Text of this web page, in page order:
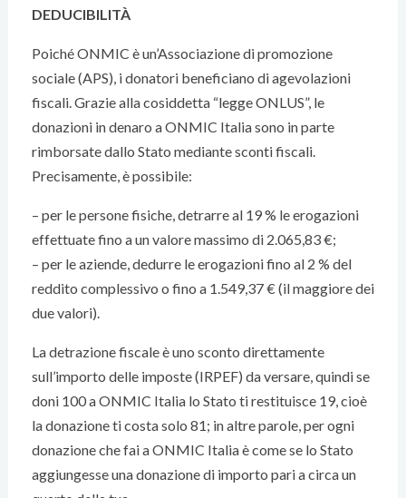
DEDUCIBILITÀ
Poiché ONMIC è un’Associazione di promozione
sociale (APS), i donatori beneficiano di agevolazioni
fiscali. Grazie alla cosiddetta “legge ONLUS”, le
donazioni in denaro a ONMIC Italia sono in parte
rimborsate dallo Stato mediante sconti fiscali.
Precisamente, è possibile:
– per le persone fisiche, detrarre al 19 % le erogazioni
effettuate fino a un valore massimo di 2.065,83 €;
– per le aziende, dedurre le erogazioni fino al 2 % del
reddito complessivo o fino a 1.549,37 € (il maggiore dei
due valori).
La detrazione fiscale è uno sconto direttamente
sull’importo delle imposte (IRPEF) da versare, quindi se
doni 100 a ONMIC Italia lo Stato ti restituisce 19, cioè
la donazione ti costa solo 81; in altre parole, per ogni
donazione che fai a ONMIC Italia è come se lo Stato
aggiungesse una donazione di importo pari a circa un